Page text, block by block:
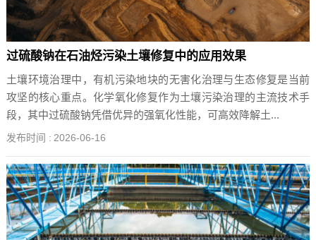
过硫酸钠在石油烃污染土壤修复中的应用效果
土壤环境治理中，有机污染地块的无害化治理与生态修复是当前
攻坚的核心重点。化学氧化修复作为土壤污染治理的主流技术手
段，其中过硫酸钠凭借优异的强氧化性能，可高效降解土...
发布时间 : 2026-06-16